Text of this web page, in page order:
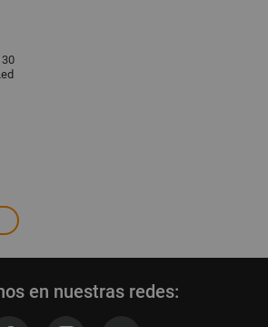
30
en nuestras redes: